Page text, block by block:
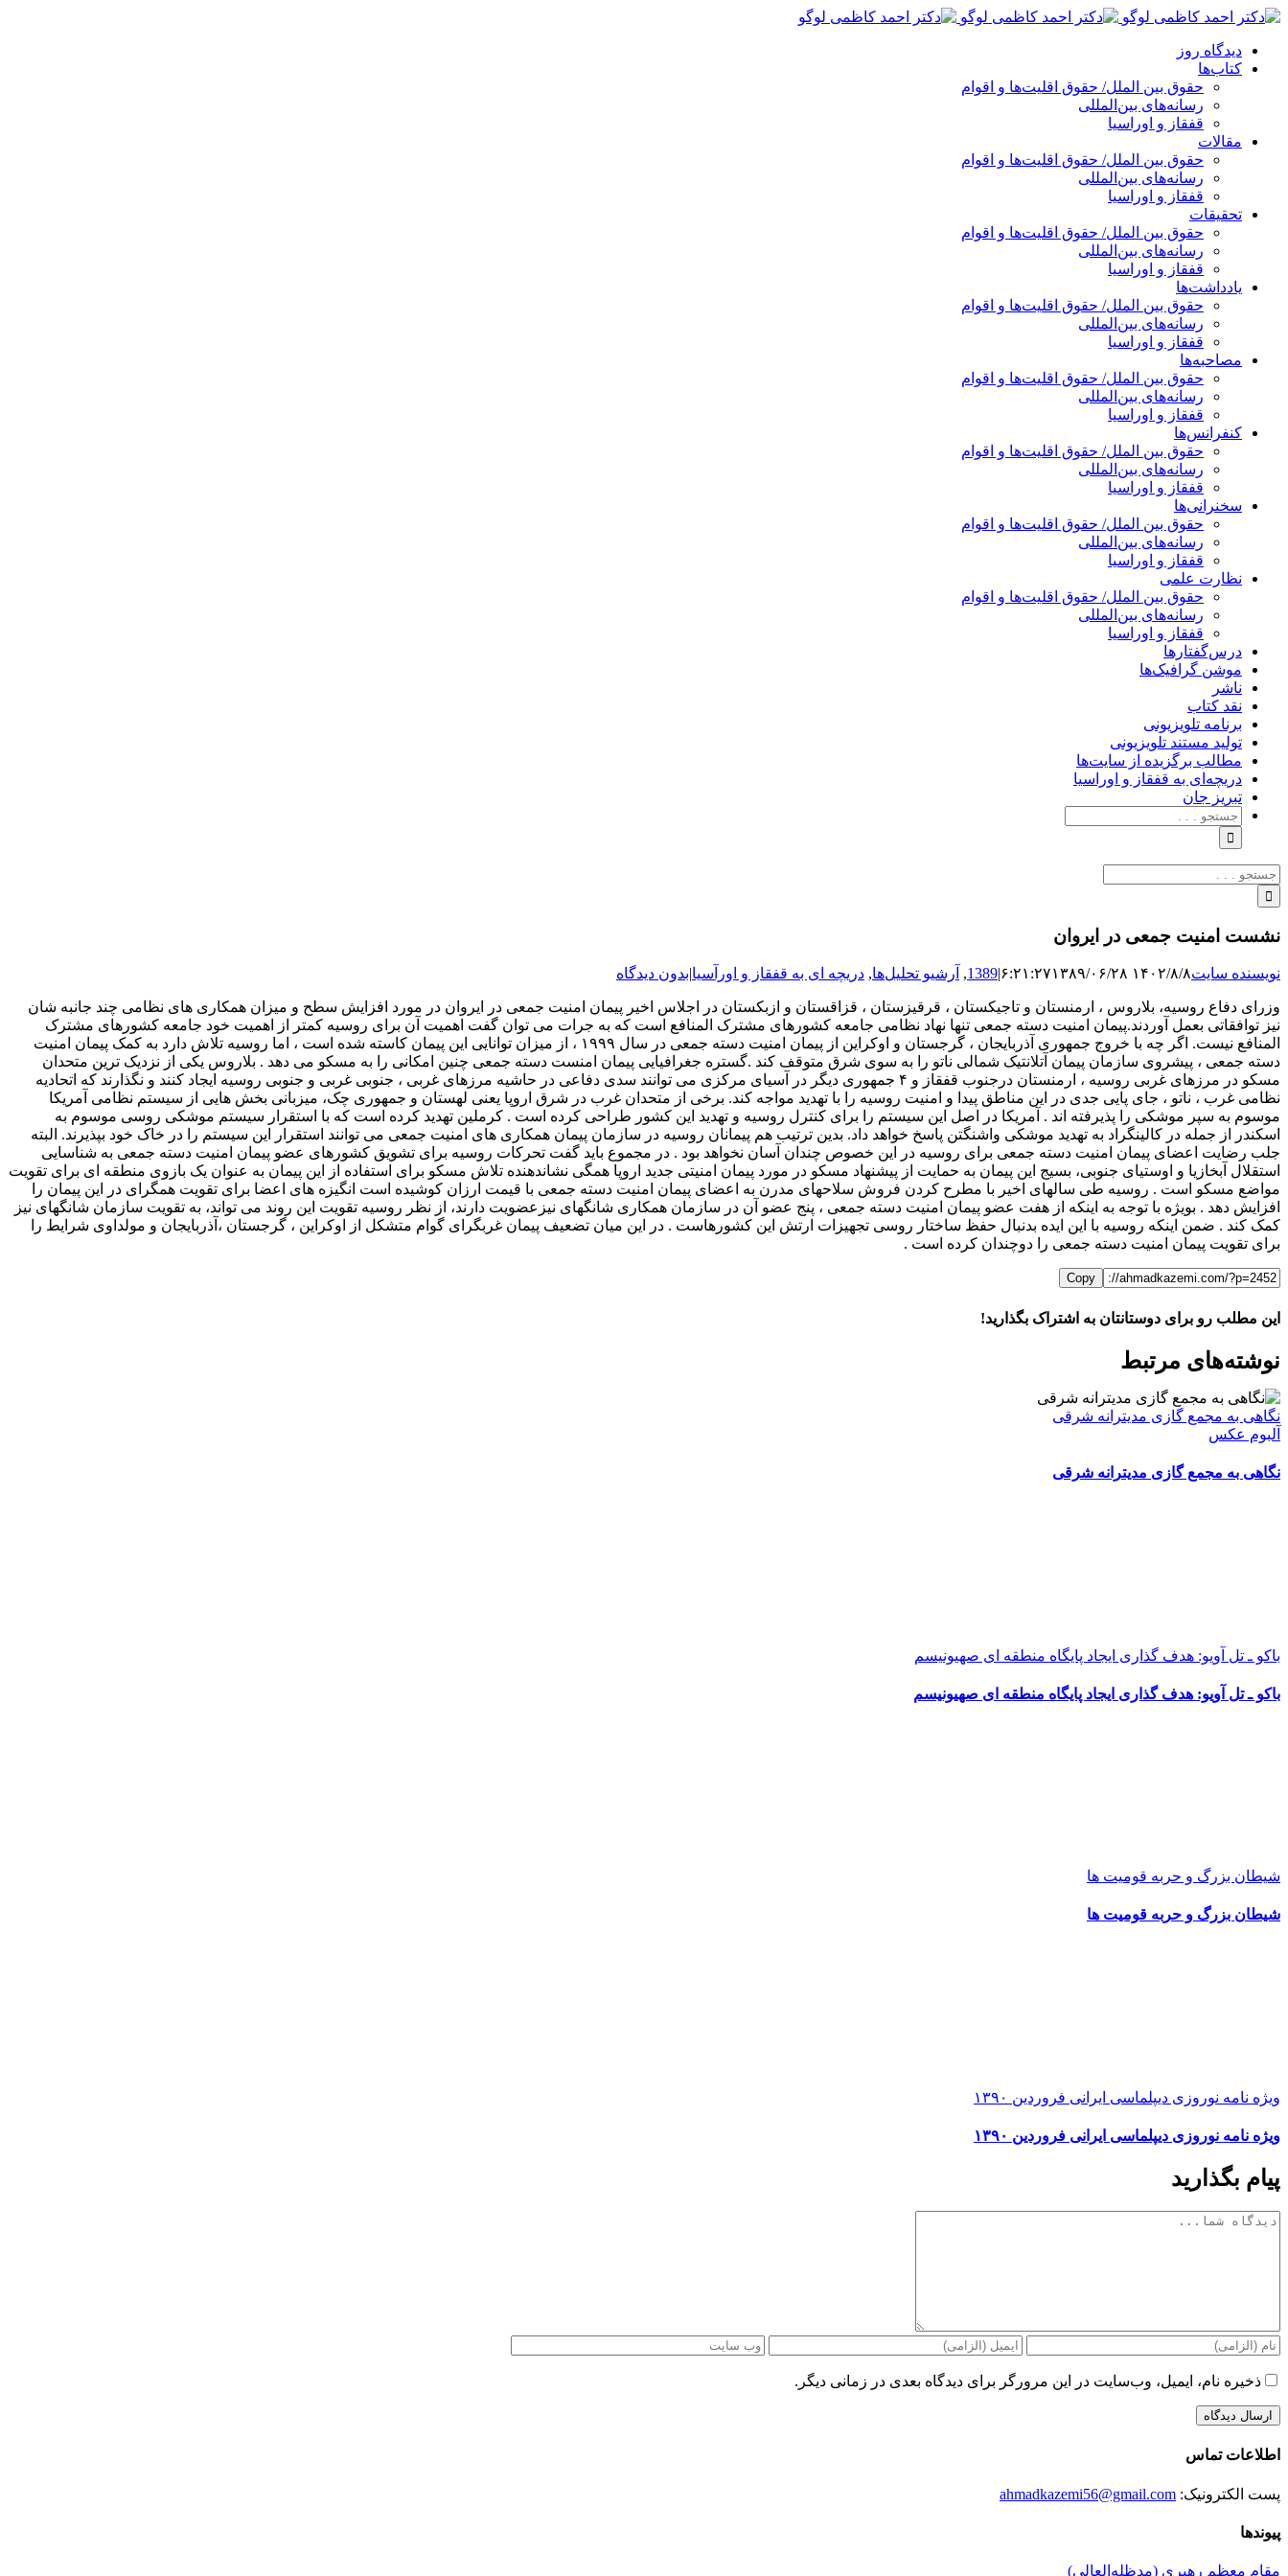
پرش
محتوا
دیدگاه روز
کتاب‌ها
حقوق بین الملل/ حقوق اقلیت‌ها و اقوام
رسانه‌های بین‌المللی
قفقاز و اوراسیا
مقالات
حقوق بین الملل/ حقوق اقلیت‌ها و اقوام
رسانه‌های بین‌المللی
قفقاز و اوراسیا
تحقیقات
حقوق بین الملل/ حقوق اقلیت‌ها و اقوام
رسانه‌های بین‌المللی
قفقاز و اوراسیا
یادداشت‌ها
حقوق بین الملل/ حقوق اقلیت‌ها و اقوام
رسانه‌های بین‌المللی
قفقاز و اوراسیا
مصاحبه‌ها
حقوق بین الملل/ حقوق اقلیت‌ها و اقوام
رسانه‌های بین‌المللی
قفقاز و اوراسیا
کنفرانس‌ها
حقوق بین الملل/ حقوق اقلیت‌ها و اقوام
رسانه‌های بین‌المللی
قفقاز و اوراسیا
سخنرانی‌ها
حقوق بین الملل/ حقوق اقلیت‌ها و اقوام
رسانه‌های بین‌المللی
قفقاز و اوراسیا
نظارت علمی
حقوق بین الملل/ حقوق اقلیت‌ها و اقوام
رسانه‌های بین‌المللی
قفقاز و اوراسیا
درس‌گفتارها
موشن گرافیک‌ها
ناشر
نقد کتاب
برنامه‌ تلویزیونی
تولید مستند تلویزیونی
مطالب برگزیده از سایت‌ها
دریچه‌ای به قفقاز و اوراسیا
تبریزِ جان
جستجو
برای:
جستجو
برای:
نشست امنیت جمعی در ایروان
نویسنده سایت۱۴۰۲/۸/۸ ۶:۲۱:۲۷ ۱۳۸۹/۰۶/۲۸ |
1389
, آرشیو تحلیل‌ها, دریچه ای به قفقاز و اورآسیا|بدون دیدگاه
وزرای دفاع روسیه، بلاروس ، ارمنستان و تاجیکستان ، قرقیزستان ، قزاقستان و ازبکستان در اجلاس اخیر پیمان امنیت جمعی در ایروان در مورد افزایش سطح و میزان همکاری های نظامی چند جانبه شان
نیز توافقاتی بعمل آوردند.پیمان امنیت دسته جمعی تنها نهاد نظامی جامعه کشورهای مشترک المنافع است که به جرات می توان گفت اهمیت آن برای روسیه کمتر از اهمیت خود جامعه کشورهای مشترک
المنافع نیست. اگر چه با خروج جمهوری آذربایجان ، گرجستان و اوکراین از پیمان امنیت دسته جمعی در سال ۱۹۹۹ ، از میزان توانایی این پیمان کاسته شده است ، اما روسیه تلاش دارد به کمک پیمان امنیت
دسته جمعی ، پیشروی سازمان پیمان آتلانتیک شمالی ناتو را به سوی شرق متوقف کند .گستره جغرافیایی پیمان امنست دسته جمعی چنین امکانی را به مسکو می دهد . بلاروس یکی از نزدیک ترین متحدان
مسکو در مرزهای غربی روسیه ، ارمنستان درجنوب قفقاز و ۴ جمهوری دیگر در آسیای مرکزی می توانند سدی دفاعی در حاشیه مرزهای غربی ، جنوبی غربی و جنوبی روسیه ایجاد کنند و نگذارند که اتحادیه
نظامی غرب ، ناتو ، جای پایی جدی در این مناطق پیدا و امنیت روسیه را با تهدید مواجه کند. برخی از متحدان غرب در شرق اروپا یعنی لهستان و جمهوری چک، میزبانی بخش هایی از سیستم نظامی آمریکا
موسوم به سپر موشکی را پذیرفته اند . آمریکا در اصل این سیستم را برای کنترل روسیه و تهدید این کشور طراحی کرده است . کرملین تهدید کرده است که با استقرار سیستم موشکی روسی موسوم به
اسکندر از جمله در کالینگراد به تهدید موشکی واشنگتن پاسخ خواهد داد. بدین ترتیب هم پیمانان روسیه در سازمان پیمان همکاری های امنیت جمعی می توانند استقرار این سیستم را در خاک خود بپذیرند. البته
جلب رضایت اعضای پیمان امنیت دسته جمعی برای روسیه در این خصوص چندان آسان نخواهد بود . در مجموع باید گفت تحرکات روسیه برای تشویق کشورهای عضو پیمان امنیت دسته جمعی به شناسایی
استقلال آبخازیا و اوستیای جنوبی، بسیج این پیمان به حمایت از پیشنهاد مسکو در مورد پیمان امنیتی جدید اروپا همگی نشاندهنده تلاش مسکو برای استفاده از این پیمان به عنوان یک بازوی منطقه ای برای تقویت
مواضع مسکو است . روسیه طی سالهای اخیر با مطرح کردن فروش سلاحهای مدرن به اعضای پیمان امنیت دسته جمعی با قیمت ارزان کوشیده است انگیزه های اعضا برای تقویت همگرای در این پیمان را
افزایش دهد . بویژه با توجه به اینکه از هفت عضو پیمان امنیت دسته جمعی ، پنج عضو آن در سازمان همکاری شانگهای نیزعضویت دارند، از نظر روسیه تقویت این روند می تواند، به تقویت سازمان شانگهای نیز
کمک کند . ضمن اینکه روسیه با این ایده بدنبال حفظ ساختار روسی تجهیزات ارتش این کشورهاست . در این میان تضعیف پیمان غربگرای گوام متشکل از اوکراین ، گرجستان ،آذربایجان و مولداوی شرایط را
برای تقویت پیمان امنیت دسته جمعی را دوچندان کرده است .
Copy
این مطلب رو برای دوستانتان به اشتراک بگذارید!
FacebookX
LinkedIn
WhatsApp
Telegram
ایمیل
نوشته‌‌های مرتبط
نگاهی به مجمع گازی مدیترانه شرقی
آلبوم عکس
نگاهی به مجمع گازی مدیترانه شرقی
باکو ـ تل آویو: هدف گذاری ایجاد پایگاه منطقه ای صهیونیسم
باکو ـ تل آویو: هدف گذاری ایجاد پایگاه منطقه ای صهیونیسم
شیطان بزرگ و حربه قومیت ها
شیطان بزرگ و حربه قومیت ها
ویژه نامه نوروزی دیپلماسی ایرانی فروردین ۱۳۹۰
ویژه نامه نوروزی دیپلماسی ایرانی فروردین ۱۳۹۰
پیام بگذارید
دیدگاه
ذخیره نام، ایمیل، وب‌سایت در این مرورگر برای دیدگاه بعدی در زمانی دیگر.
اطلاعات تماس
پست الکترونیک: ahmadkazemi56@gmail.com
پیوندها
مقام معظم رهبری (مد‌ظله‌العالی)